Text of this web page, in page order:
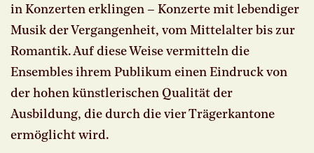
in Konzerten erklingen – Konzerte mit lebendiger
Musik der Vergangenheit, vom Mittelalter bis zur
Romantik. Auf diese Weise vermitteln die
Ensembles ihrem Publikum einen Eindruck von
der hohen künstlerischen Qualität der
Ausbildung, die durch die vier Trägerkantone
ermöglicht wird.